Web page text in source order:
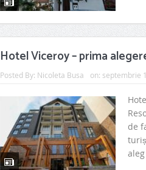
Hotel Viceroy – prima
Posted By: Nicoleta Busa on: septembrie
de